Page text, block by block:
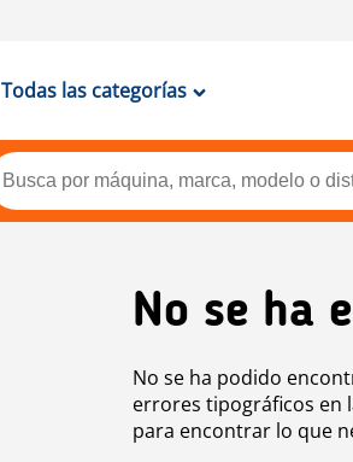
Todas las categorías
No se ha
No se ha podido
errores tipográficos en
para encontrar lo que